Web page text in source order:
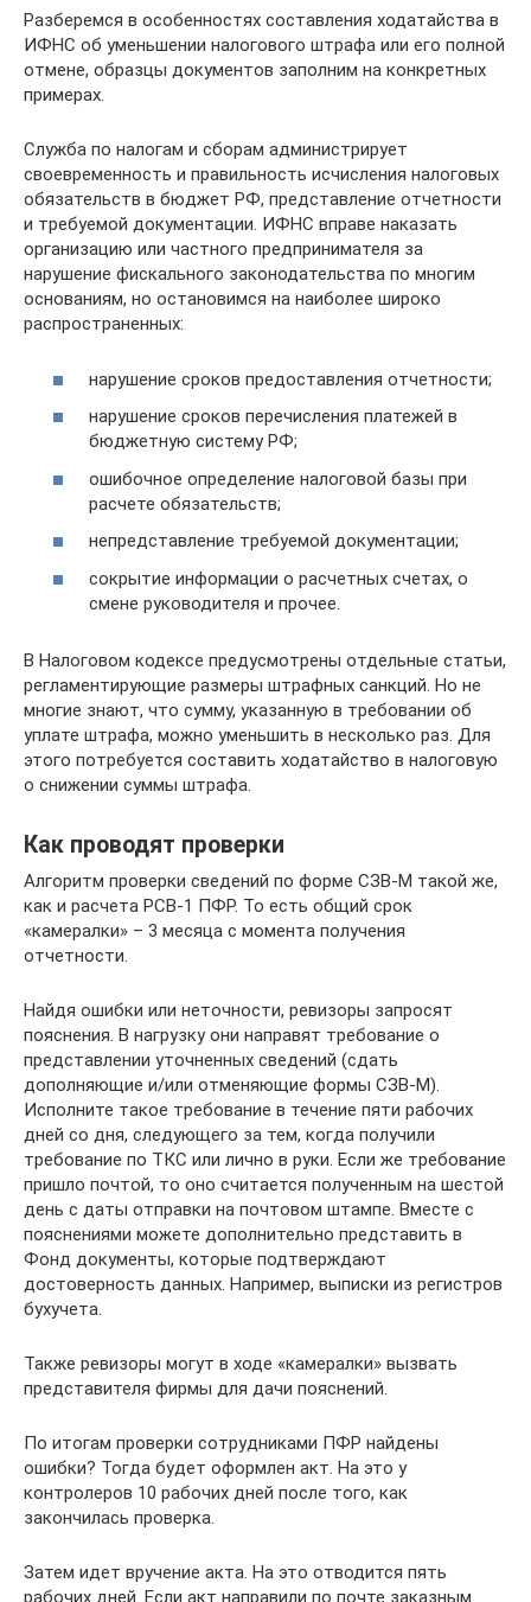
Разберемся в особенностях составления ходатайства в
ИФНС об уменьшении налогового штрафа или его полной
отмене, образцы документов заполним на конкретных
примерах.
Служба по налогам и сборам администрирует
своевременность и правильность исчисления налоговых
обязательств в бюджет РФ, представление отчетности
и требуемой документации. ИФНС вправе наказать
организацию или частного предпринимателя за
нарушение фискального законодательства по многим
основаниям, но остановимся на наиболее широко
распространенных:
нарушение сроков предоставления отчетности;
нарушение сроков перечисления платежей в
бюджетную систему РФ;
ошибочное определение налоговой базы при
расчете обязательств;
непредставление требуемой документации;
сокрытие информации о расчетных счетах, о
смене руководителя и прочее.
В Налоговом кодексе предусмотрены отдельные статьи,
регламентирующие размеры штрафных санкций. Но не
многие знают, что сумму, указанную в требовании об
уплате штрафа, можно уменьшить в несколько раз. Для
этого потребуется составить ходатайство в налоговую
о снижении суммы штрафа.
Как проводят проверки
Алгоритм проверки сведений по форме СЗВ-М такой же,
как и расчета РСВ-1 ПФР. То есть общий срок
«камералки» – 3 месяца с момента получения
отчетности.
Найдя ошибки или неточности, ревизоры запросят
пояснения. В нагрузку они направят требование о
представлении уточненных сведений (сдать
дополняющие и/или отменяющие формы СЗВ-М).
Исполните такое требование в течение пяти рабочих
дней со дня, следующего за тем, когда получили
требование по ТКС или лично в руки. Если же требование
пришло почтой, то оно считается полученным на шестой
день с даты отправки на почтовом штампе. Вместе с
пояснениями можете дополнительно представить в
Фонд документы, которые подтверждают
достоверность данных. Например, выписки из регистров
бухучета.
Также ревизоры могут в ходе «камералки» вызвать
представителя фирмы для дачи пояснений.
По итогам проверки сотрудниками ПФР найдены
ошибки? Тогда будет оформлен акт. На это у
контролеров 10 рабочих дней после того, как
закончилась проверка.
Затем идет вручение акта. На это отводится пять
рабочих дней. Если акт направили по почте заказным